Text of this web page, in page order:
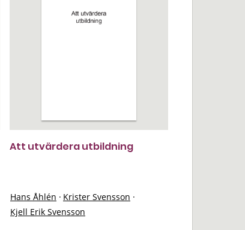
Att utvärdera utbildning
Hans Åhlén · Krister Svensson ·
Kjell Erik Svensson